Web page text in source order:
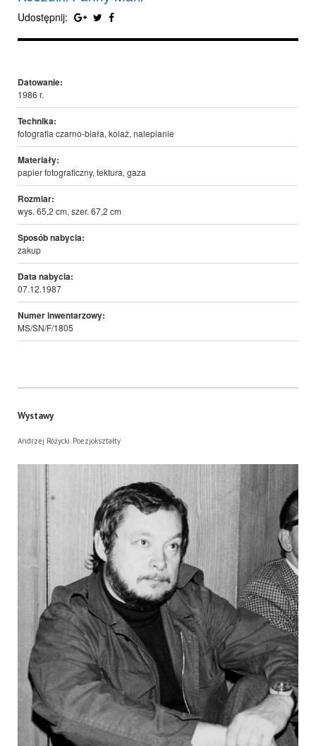
Udostępnij:
Datowanie:
1986 r.
Technika:
fotografia czarno-biała, kolaż, nalepianie
Materiały:
papier fotograficzny, tektura, gaza
Rozmiar:
wys. 65,2 cm, szer. 67,2 cm
Sposób nabycia:
zakup
Data nabycia:
07.12.1987
Numer inwentarzowy:
MS/SN/F/1805
Wystawy
Andrzej Różycki. Poezjokształty